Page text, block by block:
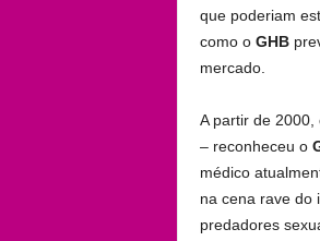
que poderiam
como o GHB
mercado.
A partir de 2000,
– reconheceu o
médico
na cena rave do
predadores